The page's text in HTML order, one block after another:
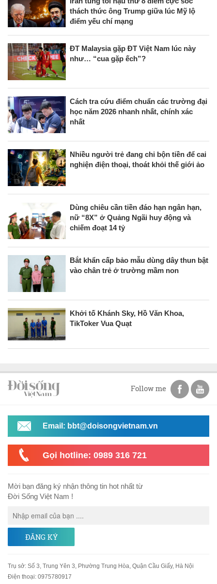
thách thức ông Trump giữa lúc Mỹ lộ
điểm yếu chí mạng
ĐT Malaysia gặp ĐT Việt Nam lúc này
như… “cua gặp ếch”?
Cách tra cứu điểm chuẩn các trường đại
học năm 2026 nhanh nhất, chính xác
nhất
Nhiều người trẻ đang chi bộn tiền để cai
nghiện điện thoại, thoát khỏi thế giới ảo
Dùng chiêu cần tiền đáo hạn ngân hạn,
nữ “8X” ở Quảng Ngãi huy động và
chiếm đoạt 14 tỷ
Bắt khẩn cấp bảo mẫu dùng dây thun bật
vào chân trẻ ở trường mầm non
Khởi tố Khánh Sky, Hồ Văn Khoa,
TikToker Vua Quạt
Follow me
Email: bbt@doisongvietnam.vn
Gọi hotline: 0989 316 721
Mời bạn đăng ký nhận thông tin hot nhất từ
Đời Sống Việt Nam !
ĐĂNG KÝ
Trụ sở: Số 3, Trung Yên 3, Phường Trung Hòa, Quận Cầu Giấy, Hà Nội
Điện thoại: 0975780917